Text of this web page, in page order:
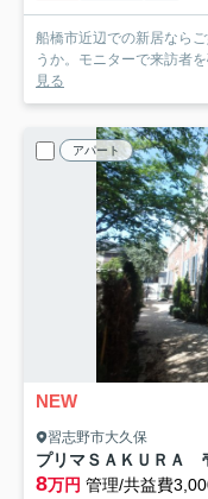
船橋市近辺での新居なら
うか。モニターで来訪者
見る
アパート
NEW
習志野市大久保
プリマＳＡＫＵＲＡ
8万円 管理/共益費